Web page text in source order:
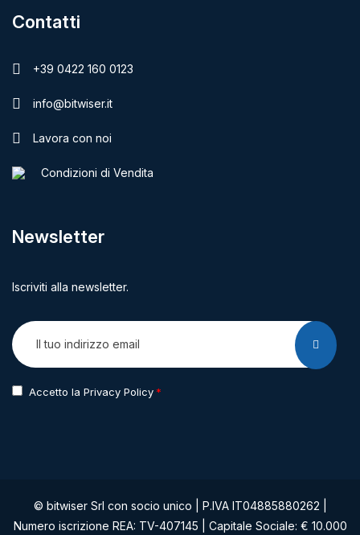
Contatti
+39 0422 160 0123
info@bitwiser.it
Lavora con noi
Condizioni di Vendita
Newsletter
Iscriviti alla newsletter.
Accetto la Privacy Policy
© bitwiser Srl con socio unico | P.IVA IT04885880262 |
Numero iscrizione REA: TV-407145 | Capitale Sociale: € 10.000